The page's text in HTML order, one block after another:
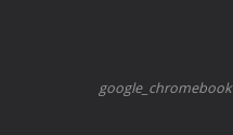
google_chromebook